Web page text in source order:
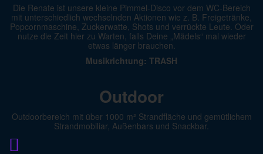
Die Renate ist unsere kleine Pimmel-Disco vor dem WC-Bereich
mit unterschiedlich wechselnden Aktionen wie z. B. Freigetränke,
Popcornmaschine, Zuckerwatte, Shots und verrückte Leute. Oder
nutze die Zeit hier zu Warten, falls Deine „Mädels“ mal wieder
etwas länger brauchen.
Musikrichtung: TRASH
Outdoor
Outdoorbereich mit über 1000 m² Strandfläche und gemütlichem
Strandmobiliar, Außenbars und Snackbar.